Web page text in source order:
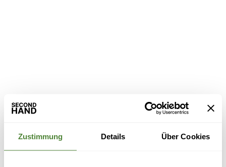
Zustimmung Details Über Cookies